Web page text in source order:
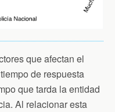
que afectan el
de respuesta
que tarda la entidad
Al relacionar esta